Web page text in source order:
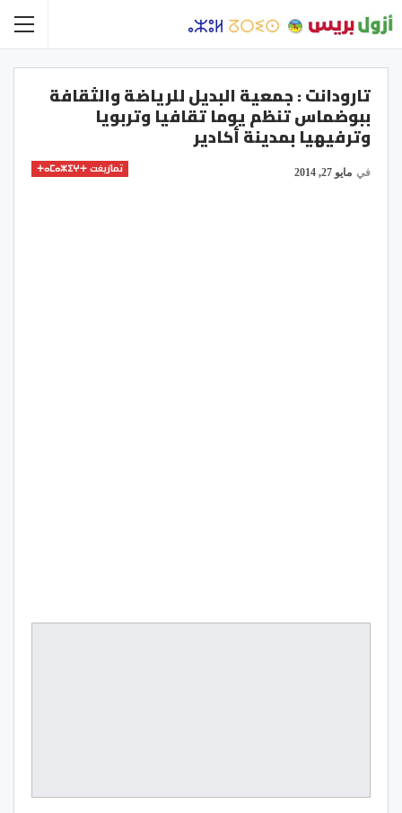
تارودانت : جمعية البديل للرياضة والثقافة
ببوضماس تنظم يوما تقافيا وتربويا
وترفيهيا بمدينة أكادير
تمازيغت ⵜⴰⵎⴰⵣⵉⵖⵜ في مايو 27, 2014